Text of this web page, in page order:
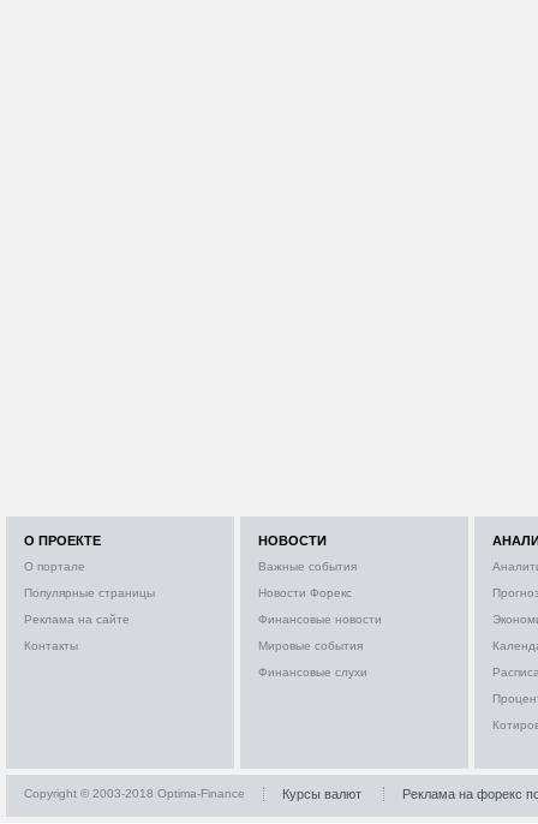
О ПРОЕКТЕ
О портале
Популярные страницы
Реклама на сайте
Контакты
НОВОСТИ
Важные события
Новости Форекс
Финансовые новости
Мировые события
Финансовые слухи
Copyright © 2003-2018 Optima-Finance Курсы валют Реклама на форекс